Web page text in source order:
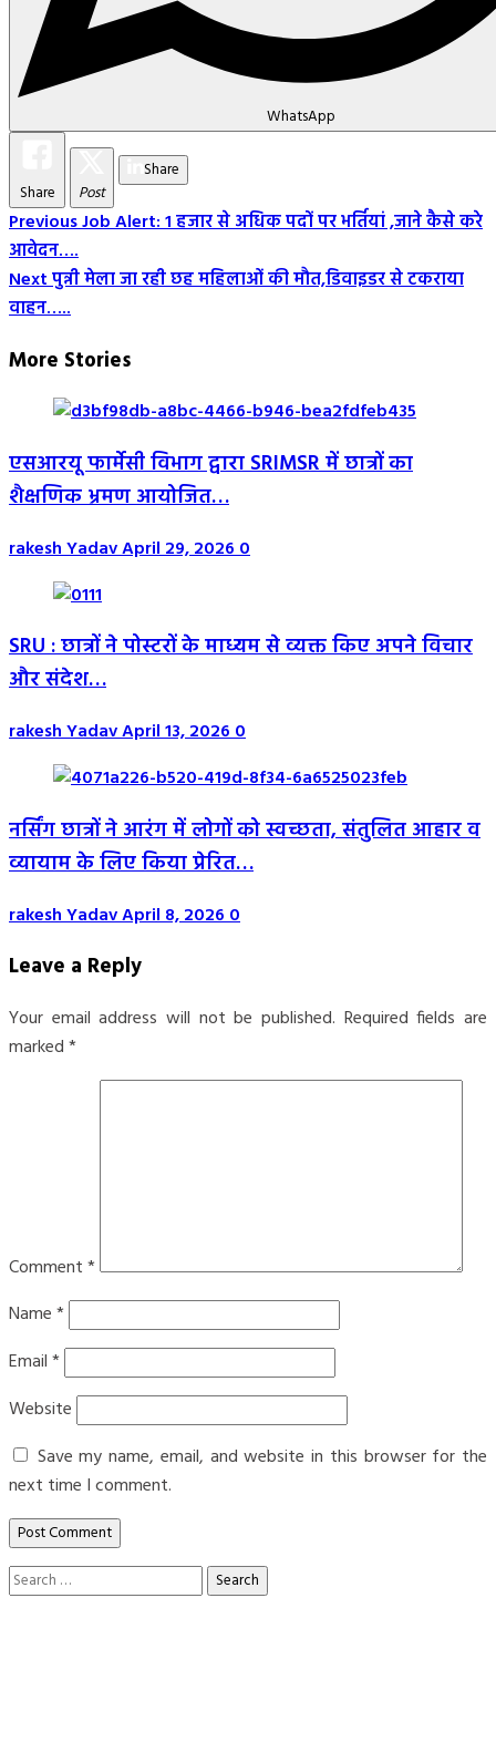
WhatsApp
Share Post
Share
Post
Navigation
PreviousJob Alert: 1 हजार से अधिक पदों पर भर्तियां ,जाने कैसे करे
आवेदन….
Nextपुन्नी मेला जा रही छह महिलाओं की मौत,डिवाइडर से टकराया
वाहन…..
More Stories
एसआरयू फार्मेसी विभाग द्वारा SRIMSR में छात्रों का
शैक्षणिक भ्रमण आयोजित…
rakesh YadavApril 29, 20260
SRU : छात्रों ने पोस्टरों के माध्यम से व्यक्त किए अपने विचार
और संदेश…
rakesh YadavApril 13, 20260
नर्सिंग छात्रों ने आरंग में लोगों को स्वच्छता, संतुलित आहार व
व्यायाम के लिए किया प्रेरित…
rakesh YadavApril 8, 20260
Leave a Reply
Your email address will not be published. Required fields are
marked*
Comment*
Name*
Email*
Website
Save my name, email, and website in this browser for the
next time I comment.
Search